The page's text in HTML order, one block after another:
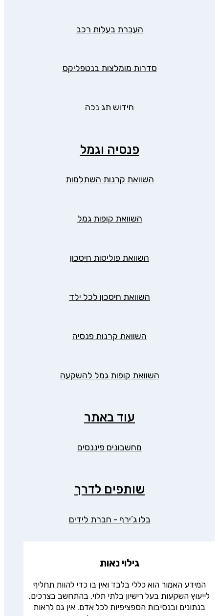
העברת בעלות רכב
סדרות מומלצות בנטפליקס
חידוש תג נכה
פנסיה וגמל
השוואת קרנות השתלמות
השוואת קופות גמל
השוואת פוליסות חיסכון
השוואת חיסכון לכל ילד
השוואת קרנות פנסיה
השוואת קופות גמל להשקעה
עוד באתר
מחשבונים פיננסים
שותפים לדרך
בלו ג’ירף - חברת לידים
גילוי נאות
המידע האמור הוא כללי בלבד ואין בו כדי להוות תחליף
לייעוץ השקעות בעל רישיון בלתי תלוי, בהתחשב בצרכים,
בנתונים ובנסיבות הספציפיות לכל אדם. אין גם לראות